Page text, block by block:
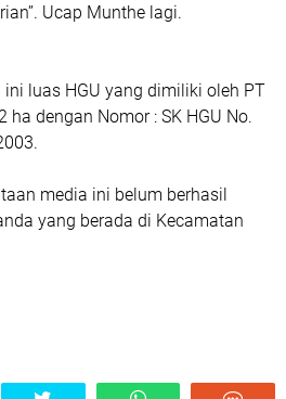
Ucap Munthe lagi.
luas HGU yang dimiliki oleh PT
ha dengan Nomor : SK HGU No.
media ini belum berhasil
yang berada di Kecamatan